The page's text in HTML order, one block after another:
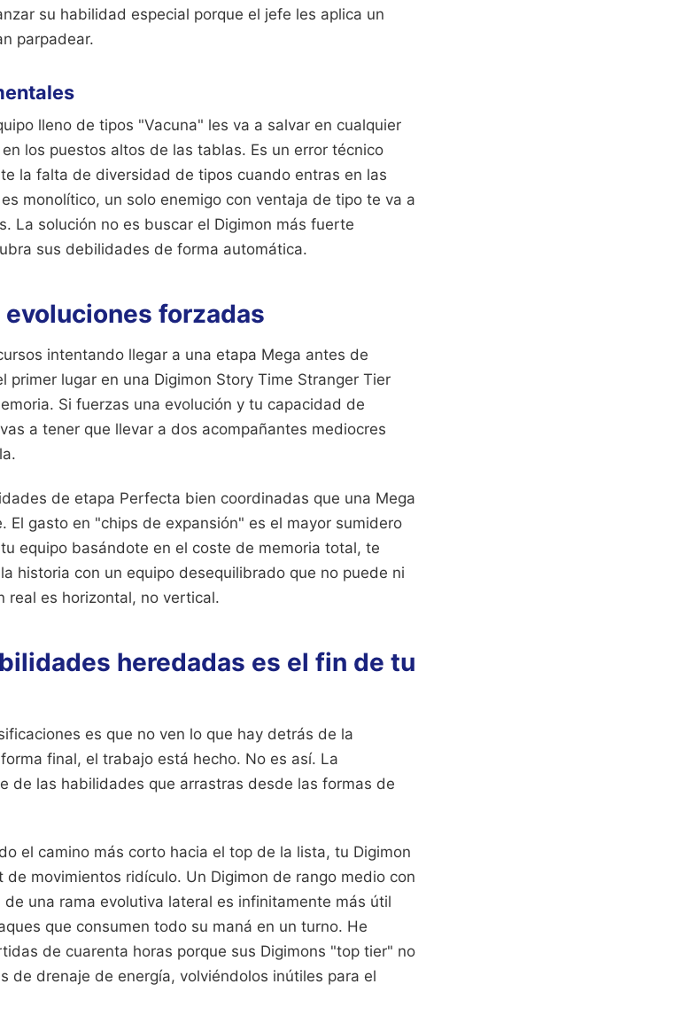
su habilidad especial porque el jefe les aplica un
parpadear.
lleno de tipos "Vacuna" les va a salvar en cualquier
los puestos altos de las tablas. Es un error técnico
la falta de diversidad de tipos cuando entras en las
monolítico, un solo enemigo con ventaja de tipo te va a
La solución no es buscar el Digimon más fuerte
sus debilidades de forma automática.
forzadas
intentando llegar a una etapa Mega antes de
primer lugar en una Digimon Story Time Stranger Tier
Si fuerzas una evolución y tu capacidad de
a tener que llevar a dos acompañantes mediocres
de etapa Perfecta bien coordinadas que una Mega
El gasto en "chips de expansión" es el mayor sumidero
equipo basándote en el coste de memoria total, te
historia con un equipo desequilibrado que no puede ni
real es horizontal, no vertical.
heredadas es el fin de tu
es que no ven lo que hay detrás de la
final, el trabajo está hecho. No es así. La
de las habilidades que arrastras desde las formas de
el camino más corto hacia el top de la lista, tu Digimon
movimientos ridículo. Un Digimon de rango medio con
una rama evolutiva lateral es infinitamente más útil
que consumen todo su maná en un turno. He
de cuarenta horas porque sus Digimons "top tier" no
de drenaje de energía, volviéndolos inútiles para el